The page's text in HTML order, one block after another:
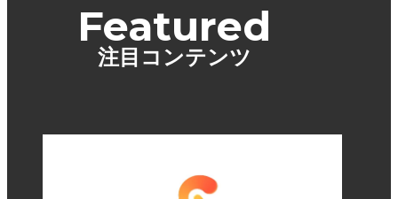
Featured
注目コンテンツ